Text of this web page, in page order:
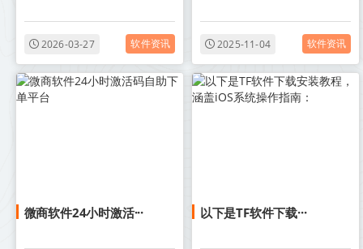
2026-03-27 软件资讯 2025-11-04 软件资讯
微商软件24小时激活··· 以下是‌TF软件下载···